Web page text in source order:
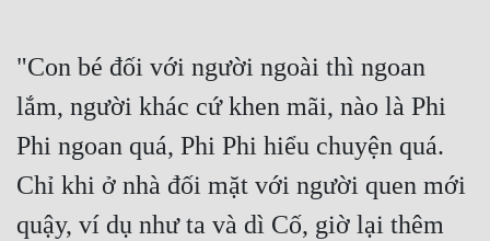
"Con bé đối với người ngoài thì ngoan
lắm, người khác cứ khen mãi, nào là Phi
Phi ngoan quá, Phi Phi hiểu chuyện quá.
Chỉ khi ở nhà đối mặt với người quen mới
quậy, ví dụ như ta và dì Cố, giờ lại thêm